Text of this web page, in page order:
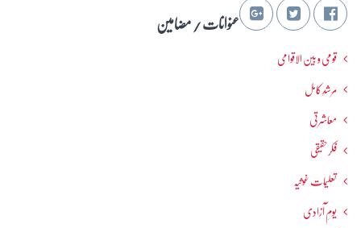
عنوانات / مضامین
قومی و بین الاقوامی
مرشدِ کامل
معاشرتی
فکرحقیقی
تعلیمات غوثیہ
یومِ آزادی